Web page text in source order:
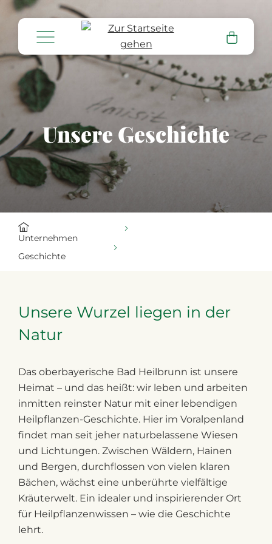
springen
Unsere Geschichte
Unternehmen
Geschichte
Unsere Wurzel liegen in der
Natur
Das oberbayerische Bad Heilbrunn ist unsere
Heimat – und das heißt: wir leben und arbeiten
inmitten reinster Natur mit einer lebendigen
Heilpflanzen-Geschichte. Hier im Voralpenland
findet man seit jeher naturbelassene Wiesen
und Lichtungen. Zwischen Wäldern, Hainen
und Bergen, durchflossen von vielen klaren
Bächen, wächst eine unberührte vielfältige
Kräuterwelt. Ein idealer und inspirierender Ort
für Heilpflanzenwissen – wie die Geschichte
lehrt.